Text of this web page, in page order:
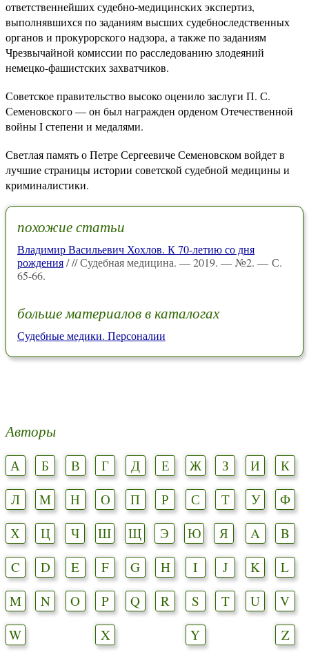
ответственнейших судебно-медицинских экспертиз,
выполнявшихся по заданиям высших судебноследственных
органов и прокурорского надзора, а также по заданиям
Чрезвычайной комиссии по расследованию злодеяний
немецко-фашистских захватчиков.
Советское правительство высоко оценило заслуги П. С.
Семеновского — он был награжден орденом Отечественной
войны I степени и медалями.
Светлая память о Петре Сергеевиче Семеновском войдет в
лучшие страницы истории советской судебной медицины и
криминалистики.
похожие статьи
Владимир Васильевич Хохлов. К 70-летию со дня
рождения/ // Судебная медицина. — 2019. — №2. — С.
65-66.
больше материалов в каталогах
Судебные медики. Персоналии
Авторы
А Б В Г Д Е Ж З И
К
Л
М Н О П Р С Т У
Ф
Х
Ц Ч Ш Щ Э Ю Я A
B
C
D E F G H I J K
L
M
N O P Q R S T U
V
W
X Y Z